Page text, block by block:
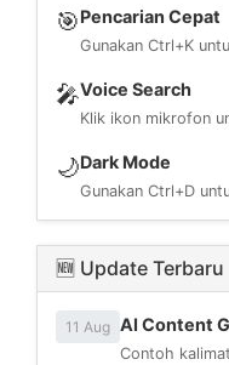
🎯Pencarian Cepat
Gunakan Ctrl+K
🎤Voice Search
Klik ikon mikrofon
🌙Dark Mode
Gunakan Ctrl+D
🆕 Update Terbaru
11 Aug AI Content
Contoh